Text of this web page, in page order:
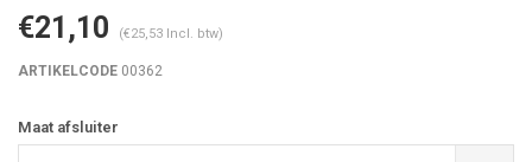
€21,10 (€25,53 Incl. btw)
ARTIKELCODE 00362
Maat afsluiter